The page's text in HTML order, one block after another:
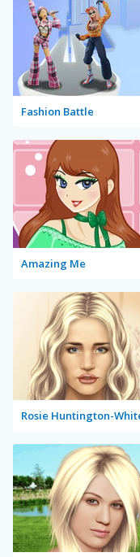
Fashion Battle
Amazing Me